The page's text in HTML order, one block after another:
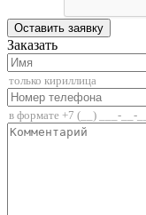
Заказать